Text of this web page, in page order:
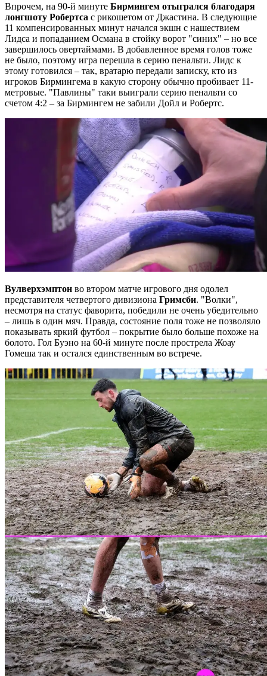
Впрочем, на 90-й минуте Бирмингем отыгрался благодаря
лонгшоту Робертса с рикошетом от Джастина. В следующие
11 компенсированных минут начался экшн с нашествием
Лидса и попаданием Османа в стойку ворот "синих" – но все
завершилось овертаймами. В добавленное время голов тоже
не было, поэтому игра перешла в серию пенальти. Лидс к
этому готовился – так, вратарю передали записку, кто из
игроков Бирмингема в какую сторону обычно пробивает 11-
метровые. "Павлины" таки выиграли серию пенальти со
счетом 4:2 – за Бирмингем не забили Дойл и Робертс.
Вулверхэмптон во втором матче игрового дня одолел
представителя четвертого дивизиона Гримсби. "Волки",
несмотря на статус фаворита, победили не очень убедительно
– лишь в один мяч. Правда, состояние поля тоже не позволяло
показывать яркий футбол – покрытие было больше похоже на
болото. Гол Буэно на 60-й минуте после прострела Жоау
Гомеша так и остался единственным во встрече.